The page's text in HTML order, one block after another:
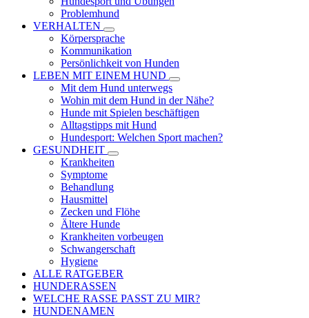
Problemhund
VERHALTEN
Körpersprache
Kommunikation
Persönlichkeit von Hunden
LEBEN MIT EINEM HUND
Mit dem Hund unterwegs
Wohin mit dem Hund in der Nähe?
Hunde mit Spielen beschäftigen
Alltagstipps mit Hund
Hundesport: Welchen Sport machen?
GESUNDHEIT
Krankheiten
Symptome
Behandlung
Hausmittel
Zecken und Flöhe
Ältere Hunde
Krankheiten vorbeugen
Schwangerschaft
Hygiene
ALLE RATGEBER
HUNDERASSEN
WELCHE RASSE PASST ZU MIR?
HUNDENAMEN